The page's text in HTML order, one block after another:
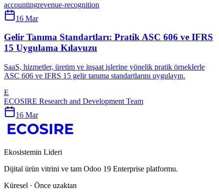
accountingrevenue-recognition
16 Mar
Gelir Tanıma Standartları: Pratik ASC 606 ve IFRS
15 Uygulama Kılavuzu
SaaS, hizmetler, üretim ve inşaat işlerine yönelik pratik örneklerle
ASC 606 ve IFRS 15 gelir tanıma standartlarını uygulayın.
E
ECOSIRE Research and Development Team
16 Mar
Ekosistemin Lideri
Dijital ürün vitrini ve tam Odoo 19 Enterprise platformu.
Küresel · Önce uzaktan